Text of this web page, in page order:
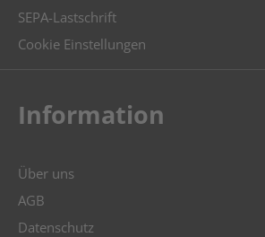
SEPA-Lastschrift
Cookie Einstellungen
Information
Über uns
AGB
Datenschutz